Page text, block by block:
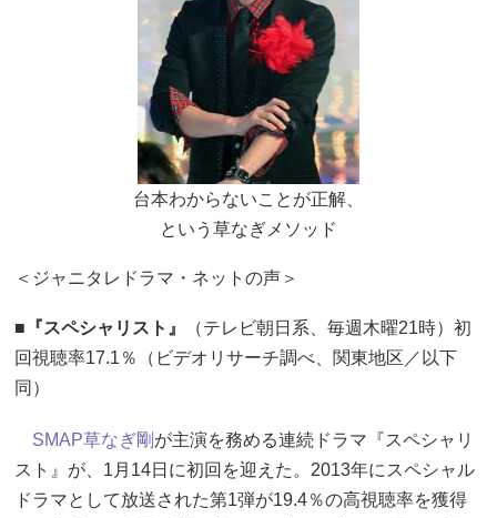
台本わからないことが正解、
という草なぎメソッド
＜ジャニタレドラマ・ネットの声＞
■『スペシャリスト』
（テレビ朝日系、毎週木曜21時）初
回視聴率17.1％（ビデオリサーチ調べ、関東地区／以下
同）
SMAP草なぎ剛 が主演を務める連続ドラマ『スペシャリ
スト』が、1月14日に初回を迎えた。2013年にスペシャル
ドラマとして放送された第1弾が19.4％の高視聴率を獲得